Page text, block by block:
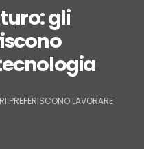
gli
PREFERISCONO LAVORARE